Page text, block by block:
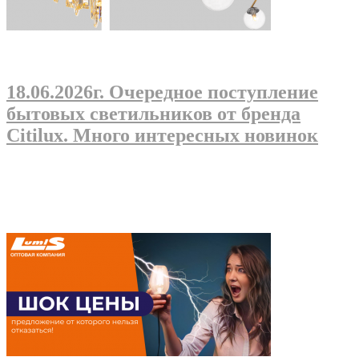
18.06.2026г. Очередное поступление
бытовых светильников от бренда
Citilux. Много интересных новинок